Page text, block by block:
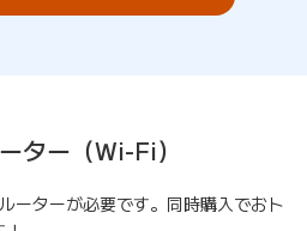
ター（Wi-Fi）
ーターが必要です。同時購入でおト